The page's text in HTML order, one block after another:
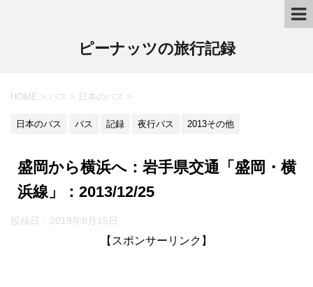
ピーナッツの旅行記録
HOME > バス > 日本のバス >
日本のバス バス 記録 夜行バス 2013その他
盛岡から横浜へ：岩手県交通「盛岡・横
浜線」：2013/12/25
投稿日：2019年8月15日
【スポンサーリンク】